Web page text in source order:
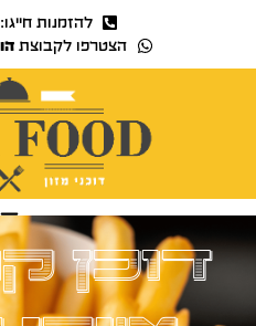
להזמנות
הצטרפו לקבוצת
דוכן